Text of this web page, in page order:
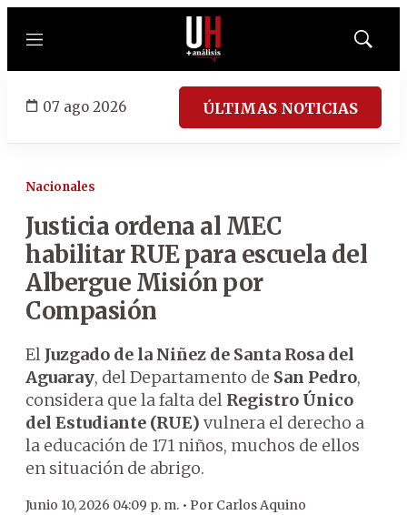
Menú
Mostrar
07 ago 2026 ÚLTIMAS NOTICIAS
Nacionales
Justicia ordena al MEC
habilitar RUE para escuela del
Albergue Misión por
Compasión
El Juzgado de la Niñez de Santa Rosa del
Aguaray, del Departamento de San Pedro,
considera que la falta del Registro Único
del Estudiante (RUE) vulnera el derecho a
la educación de 171 niños, muchos de ellos
en situación de abrigo.
Junio 10, 2026 04:09 p. m. • Por Carlos Aquino